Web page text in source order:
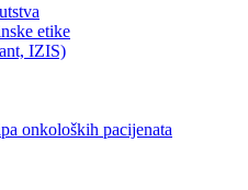
etike
IZIS)
onkoloških pacijenata